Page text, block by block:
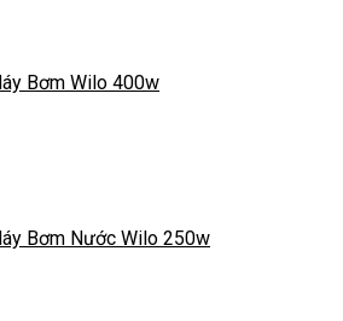
Bơm Wilo 400w
Bơm Nước Wilo 250w